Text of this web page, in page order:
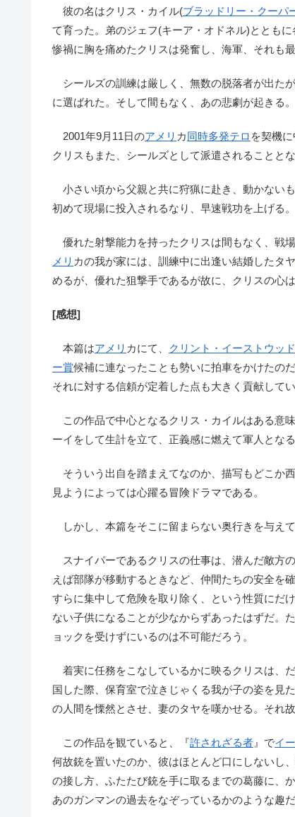
彼の名はクリス・カイル(ブラッドリー・クーパ
て育った。弟のジェフ(キーア・オドネル)ととも
惨禍に胸を痛めたクリスは発奮し、海軍、それも
シールズの訓練は厳しく、無数の脱落者が出た
に選ばれた。そして間もなく、あの悲劇が起きる。
2001年9月11日のアメリ カ同時多発テロ を契機
クリスもまた、シールズとして派遣されることとな
小さい頃から父親と共に狩猟に赴き、動かない
初めて現場に投入されるなり、早速戦功を上げる。
優れた射撃能力を持ったクリスは間もなく、戦
メリ カの我が家には、訓練中に出逢い結婚したタ
めるが、優れた狙撃手であるが故に、クリスの
[感想]
本篇はアメリ カにて、 クリント・イーストウッド
ー賞候補に連なったことも勢いに拍車をかけたの
それに対する信頼が定着した点も大きく貢献して
この作品で中心となるクリス・カイルはある意味
ーイをして生計を立て、正義感に燃えて軍人とな
そういう出自を踏まえてなのか、描写もどこか
見ようによっては心躍る冒険ドラマである。
しかし、本篇をそこに留まらない奥行きを与え
スナイパーであるクリスの仕事は、潜んだ敵方
えば部隊が移動するときなど、仲間たちの安全を
すらに集中して危険を取り除く、という性質にだ
ない子供になることが少なからずあったはずだ。
ョックを受けずにいるのは不可能だろう。
着実に任務をこなしているかに映るクリスは、
国した際、保育室で泣きじゃくる我が子の姿を見
の人間を慄然とさせ、妻のタヤを嘆かせる。それ
この作品を観ていると、『許されざる者 』でイ
何故銃を置いたのか、彼はほとんど口にしないし
の接し方、ふたたび銃を手に取るまでの葛藤に、
あのガンマンの過去をなぞっているかのような趣だ